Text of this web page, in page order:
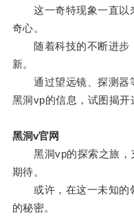
这一奇特现象一直以
奇心。
随着科技的不断进步
新。
通过望远镜、探测器
黑洞vp的信息，试图揭开
黑洞v官网
黑洞vp的探索之旅，
期待。
或许，在这一未知的
的秘密。